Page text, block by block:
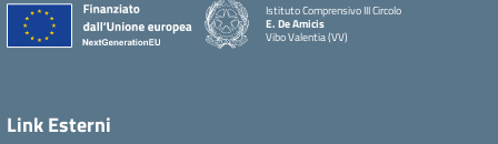
Istituto Comprensivo III Circolo
E. De Amicis
Vibo Valentia (VV)
Link Esterni